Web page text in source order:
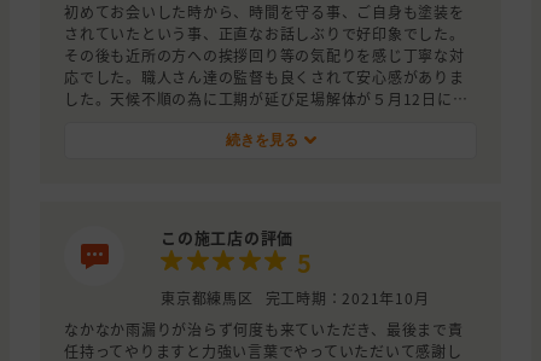
初めてお会いした時から、時間を守る事、ご自身も塗装を
されていたという事、正直なお話しぶりで好印象でした。
その後も近所の方への挨拶回り等の気配りを感じ丁寧な対
応でした。職人さん達の監督も良くされて安心感がありま
した。天候不順の為に工期が延び足場解体が５月12日にな
根工事の方はとても綺麗にして頂きました。完了写真を見
続きを見る
この施工店の評価
5
東京都練馬区
完工時期：2021年10月
なかなか雨漏りが治らず何度も来ていただき、最後まで責
任持ってやりますと力強い言葉でやっていただいて感謝し